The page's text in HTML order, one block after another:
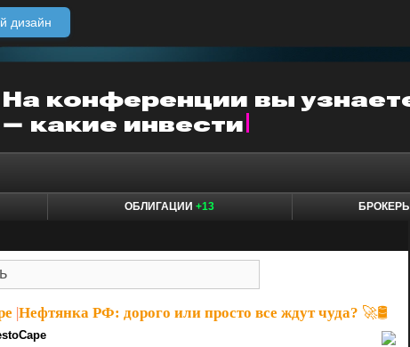
дизайн
ОБЛИГАЦИИ +13 БРОКЕРЫ
Нефтянка РФ: дорого или просто все ждут чуда? 🚀🛢